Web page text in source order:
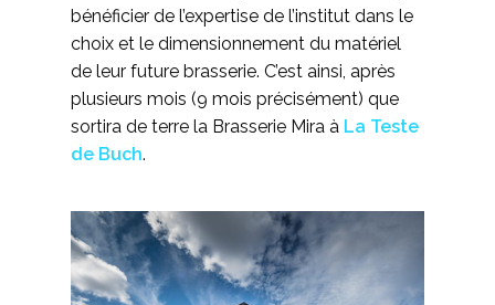
bénéficier de l’expertise de l’institut dans le
choix et le dimensionnement du matériel
de leur future brasserie. C’est ainsi, après
plusieurs mois (9 mois précisément) que
sortira de terre la Brasserie Mira à La Teste
de Buch.